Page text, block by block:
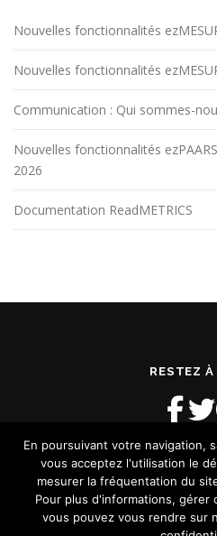
Nouvelles fonctionnalités
Nouvelles fonctionnalités
Communication : Qui sommes-
Nouvelles fonctionnalités
2026
Documentation ReadMETRICS
RESTEZ À
Copyright © 2026 Blog
En poursuivant votre navigation,
vous acceptez l'utilisation le
mesurer la fréquentation du
Pour plus d'informations, gérer
vous pouvez vous rendre sur